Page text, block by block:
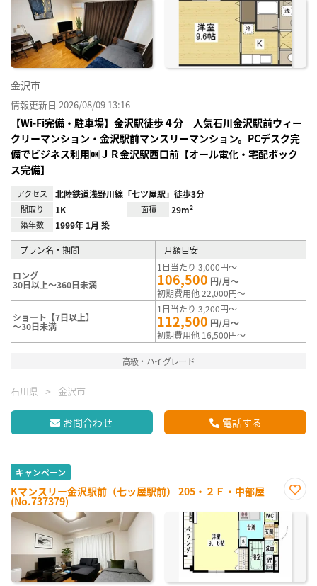
り登
録
金沢市
情報更新日 2026/08/09 13:16
【Wi-Fi完備・駐車場】金沢駅徒歩４分 人気石川金沢駅前ウィー
クリーマンション・金沢駅前マンスリーマンション。PCデスク完
備でビジネス利用🆗ＪＲ金沢駅西口前【オール電化・宅配ボック
ス完備】
アクセス 北陸鉄道浅野川線「七ツ屋駅」徒歩3分
間取り 1K 面積 29m²
築年数 1999年 1月 築
プラン名・期間 月額目安
ロング
30日以上～360日未満
1日当たり 3,000円～
106,500 円/月～
初期費用他 22,000円～
ショート【7日以上】
～30日未満
1日当たり 3,200円～
112,500 円/月～
初期費用他 16,500円～
高級・ハイグレード
石川県 金沢市
お問合わせ 電話する
キャンペーン
Kマンスリー金沢駅前（七ッ屋駅前） 205・２Ｆ・中部屋
(No.737379)
に入
り登
録